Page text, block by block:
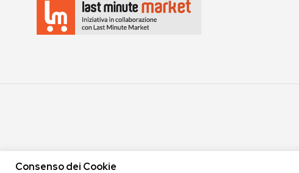
Consenso dei Cookie